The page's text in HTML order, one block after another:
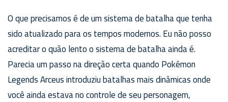
O que precisamos é de um sistema de batalha que tenha
sido atualizado para os tempos modernos. Eu não posso
acreditar o quão lento o sistema de batalha ainda é.
Parecia um passo na direção certa quando Pokémon
Legends Arceus introduziu batalhas mais dinâmicas onde
você ainda estava no controle de seu personagem,